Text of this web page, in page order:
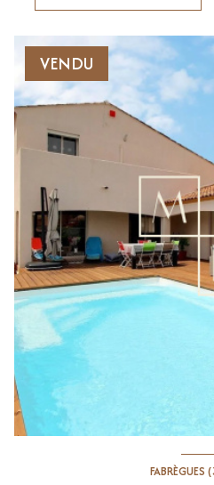
VENDU